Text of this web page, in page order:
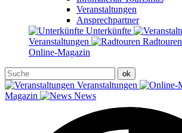
Veranstaltungen
Ansprechpartner
Unterkünfte
Veranstaltungen
Radtouren
Online-Magazin
Veranstaltungen
Magazin
News